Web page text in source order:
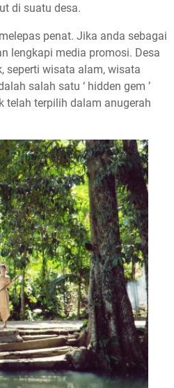
di suatu desa.
penat. Jika anda sebagai
lengkapi media promosi. Desa
seperti wisata alam, wisata
salah satu ‘ hidden gem ’
telah terpilih dalam anugerah